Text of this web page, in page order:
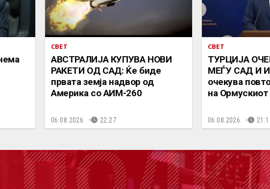
СВЕТ
АВСТРАЛИЈА КУПУВА НОВИ
РАКЕТИ ОД САД: Ќе биде
првата земја надвор од
Америка со АИМ-260
06.08.2026. 22:27
СВЕТ
ТУРЦИЈА
МЕЃУ САД И
очекува
на
06.08.2026.